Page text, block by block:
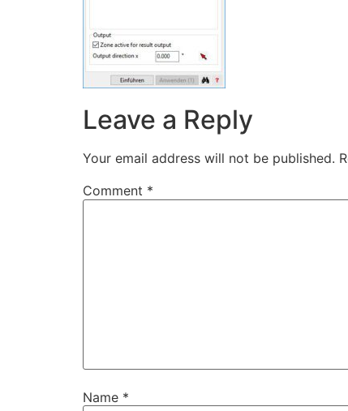
Leave a Reply
Your email address will not be published.
Comment *
Name *